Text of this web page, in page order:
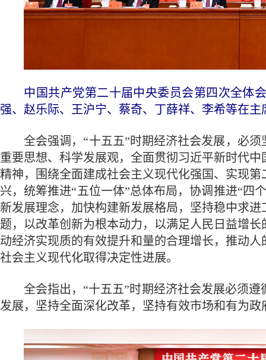
中国共产党第二十届中央委员会第四次全体会
强、赵乐际、王沪宁、蔡奇、丁薛祥、李希等在
全会强调，“十五五”时期经济社会发展，必须
重要思想、科学发展观，全面贯彻习近平新时代
精神，围绕全面建成社会主义现代化强国、实现
兴，统筹推进“五位一体”总体布局，协调推进“四
新发展理念，加快构建新发展格局，坚持稳中求
题，以改革创新为根本动力，以满足人民日益增
动经济实现质的有效提升和量的合理增长，推动
社会主义现代化取得决定性进展。
全会指出，“十五五”时期经济社会发展必须遵
发展，坚持全面深化改革，坚持有效市场和有为